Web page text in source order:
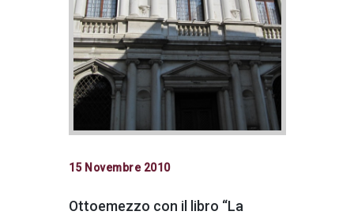
15 Novembre 2010
Ottoemezzo con il libro “La